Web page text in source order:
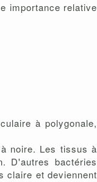
importance relative
à polygonale,
noire. Les tissus à
D'autres bactéries
claire et deviennent